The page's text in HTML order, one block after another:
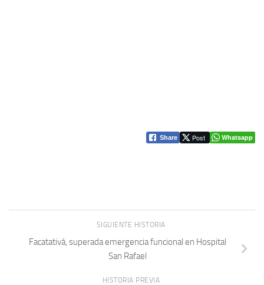
Share Post Whatsapp
SIGUIENTE HISTORIA
Facatativá, superada emergencia funcional en Hospital
San Rafael
HISTORIA PREVIA